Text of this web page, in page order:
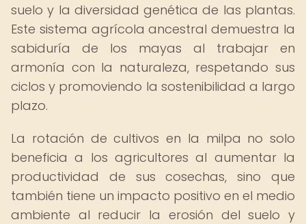
suelo y la diversidad genética de las plantas.
Este sistema agrícola ancestral demuestra la
sabiduría de los mayas al trabajar en
armonía con la naturaleza, respetando sus
ciclos y promoviendo la sostenibilidad a largo
plazo.
La rotación de cultivos en la milpa no solo
beneficia a los agricultores al aumentar la
productividad de sus cosechas, sino que
también tiene un impacto positivo en el medio
ambiente al reducir la erosión del suelo y